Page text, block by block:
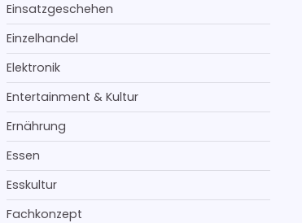
Einsatzgeschehen
Einzelhandel
Elektronik
Entertainment & Kultur
Ernährung
Essen
Esskultur
Fachkonzept